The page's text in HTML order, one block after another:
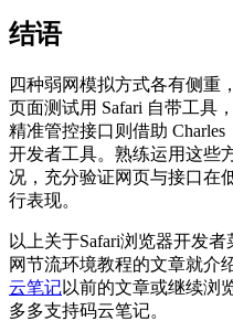
结语
四种弱网模拟方式各有侧重
页面测试用 Safari 自带工具
精准管控接口则借助
开发者工具。熟练运用这些
况，充分验证网页与接口在
行表现。
以上关于Safari浏览器开发
网节流环境教程的文章就介
云笔记以前的文章或继续浏
多多支持码云笔记。